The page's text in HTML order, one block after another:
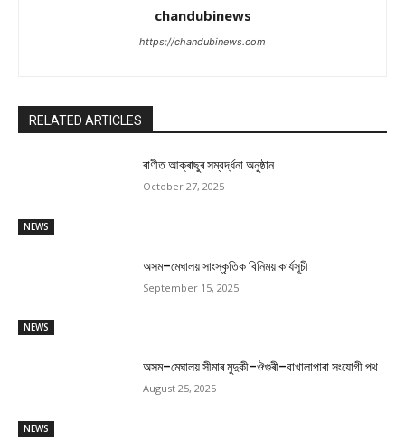
chandubinews
https://chandubinews.com
RELATED ARTICLES
NEWS
ৰাণীত আক্ৰাছুৰ সম্বৰ্দ্ধনা অনুষ্ঠান
October 27, 2025
NEWS
অসম–মেঘালয় সাংস্কৃতিক বিনিময় কাৰ্যসূচী
September 15, 2025
NEWS
অসম–মেঘালয় সীমাৰ মুদুকী–ঔগুৰী–বাখালাপাৰা সংযোগী পথ
August 25, 2025